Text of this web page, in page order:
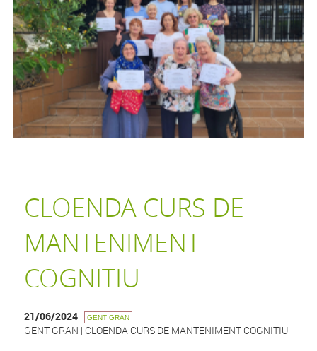
CLOENDA CURS DE
MANTENIMENT
COGNITIU
21/06/2024 GENT GRAN
GENT GRAN | CLOENDA CURS DE MANTENIMENT COGNITIU